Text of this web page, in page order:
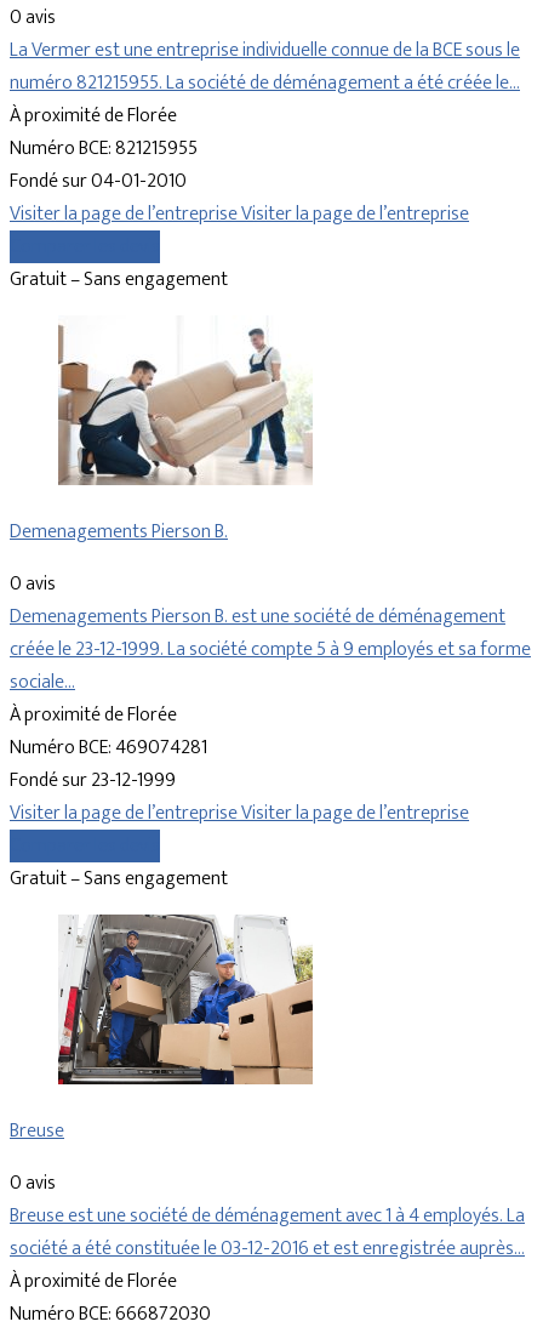
0 avis
La Vermer est une entreprise individuelle connue de la BCE sous le
numéro 821215955. La société de déménagement a été créée le…
À proximité de Florée
Numéro BCE: 821215955
Fondé sur 04-01-2010
Visiter la page de l’entrepriseVisiter la page de l’entreprise
Gratuit – Sans engagement
Demenagements Pierson B.
0 avis
Demenagements Pierson B. est une société de déménagement
créée le 23-12-1999. La société compte 5 à 9 employés et sa forme
sociale…
À proximité de Florée
Numéro BCE: 469074281
Fondé sur 23-12-1999
Visiter la page de l’entrepriseVisiter la page de l’entreprise
Gratuit – Sans engagement
Breuse
0 avis
Breuse est une société de déménagement avec 1 à 4 employés. La
société a été constituée le 03-12-2016 et est enregistrée auprès…
À proximité de Florée
Numéro BCE: 666872030